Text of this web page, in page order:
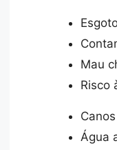
Mau
Risco
Água